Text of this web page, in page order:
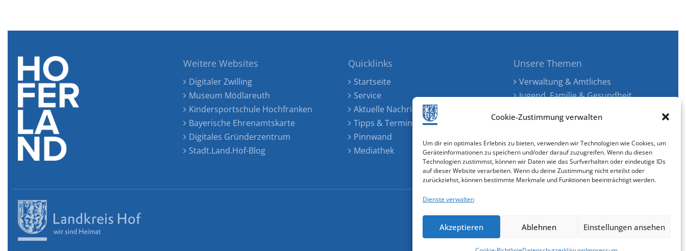
Cookie-Zustimmung verwalten
Um dir ein optimales Erlebnis zu bieten, verwenden wir Technologien wie Cookies, um
Geräteinformationen zu speichern und/oder darauf zuzugreifen. Wenn du diesen
Technologien zustimmst, können wir Daten wie das Surfverhalten oder eindeutige IDs
auf dieser Website verarbeiten. Wenn du deine Zustimmung nicht erteilst oder
zurückziehst, können bestimmte Merkmale und Funktionen beeinträchtigt werden.
Dienste verwalten
Akzeptieren Ablehnen Einstellungen ansehen
Weitere Websites
Digitaler Zwilling
Museum Mödlareuth
Kindersportschule Hochfranken
Bayerische Ehrenamtskarte
Digitales Gründerzentrum
Stadt.Land.Hof-Blog
Quicklinks
Startseite
Service
Aktuelle Nachrichten
Tipps & Termine
Pinnwand
Mediathek
Unsere Themen
Verwaltung & Amtliches
Jugend, Familie & Gesundheit
Kunst, Kultur & Musik
Senioren & Inklusion
Cookie-Richtlinie (EU)